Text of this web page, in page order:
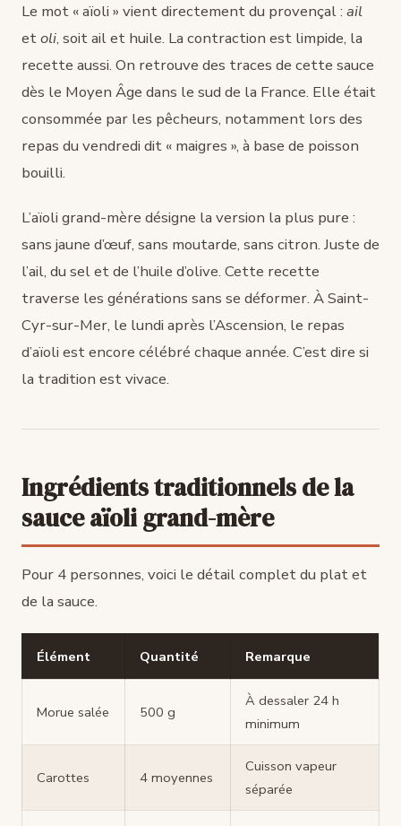
Le mot « aïoli » vient directement du provençal : ail
etoli, soit ail et huile. La contraction est limpide, la
recette aussi. On retrouve des traces de cette sauce
dès le Moyen Âge dans le sud de la France. Elle était
consommée par les pêcheurs, notamment lors des
repas du vendredi dit « maigres », à base de poisson
bouilli.
L’aïoli grand-mère désigne la version la plus pure :
sans jaune d’œuf, sans moutarde, sans citron. Juste de
l’ail, du sel et de l’huile d’olive. Cette recette
traverse les générations sans se déformer. À Saint-
Cyr-sur-Mer, le lundi après l’Ascension, le repas
d’aïoli est encore célébré chaque année. C’est dire si
la tradition est vivace.
Ingrédients traditionnels de la
sauce aïoli grand-mère
Pour 4 personnes, voici le détail complet du plat et
de la sauce.
Élément Quantité Remarque
Morue salée 500 g
À dessaler 24 h
minimum
Carottes 4 moyennes
Cuisson vapeur
séparée